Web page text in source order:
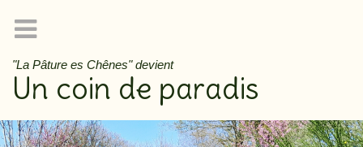
"La Pâture es Chênes" devient
Un coin de paradis